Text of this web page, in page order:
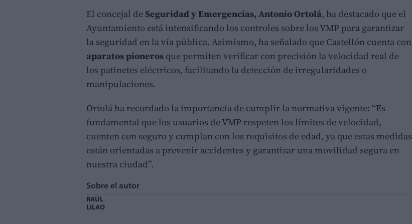
El concejal de Seguridad y Emergencias, Antonio Ortolá, ha destacado que el
Ayuntamiento está intensificando los controles sobre los VMP para garantizar
la seguridad en la vía pública. Asimismo, ha señalado que Castellón cuenta con
aparatos pioneros que permiten verificar con precisión la velocidad real de
los patinetes eléctricos, facilitando la detección de irregularidades o
manipulaciones.
Ortolá ha recordado la importancia de cumplir la normativa vigente: “Es
fundamental que los usuarios de VMP respeten los límites de velocidad,
cuenten con seguro y cumplan con los requisitos de edad, ya que estas medidas
están orientadas a prevenir accidentes y garantizar una movilidad segura en
nuestra ciudad”.
Sobre el autor
RAÚL
LILAO